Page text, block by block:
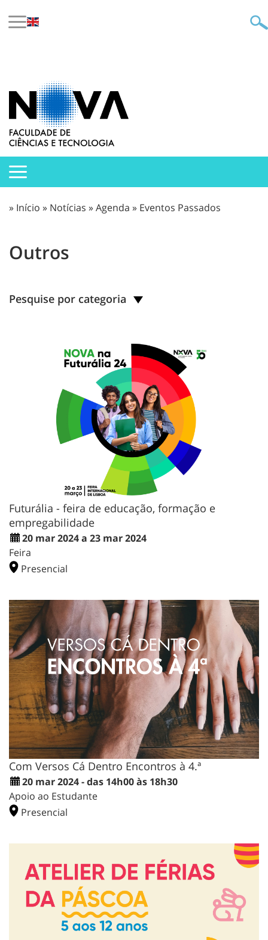
» Início » Notícias »Agenda » Eventos Passados
Outros
Pesquise por categoria
Futurália - feira de educação, formação e
empregabilidade
20 mar 2024 a 23 mar 2024
Feira
Presencial
Com Versos Cá Dentro Encontros à 4.ª
20 mar 2024 - das 14h00 às 18h30
Apoio ao Estudante
Presencial